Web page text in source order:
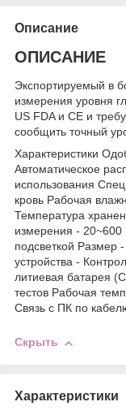
Описание
ОПИСАНИЕ
Экспортируемый в
измерения уровня
US FDA и CE и
сообщить точный
Характеристики
Автоматическое
использования
кровь Рабочая
Температура
измерения -
подсветкой Размер
устройства -
литиевая батарея
тестов Рабочая
Связь с ПК по
Скрыть
Характеристики